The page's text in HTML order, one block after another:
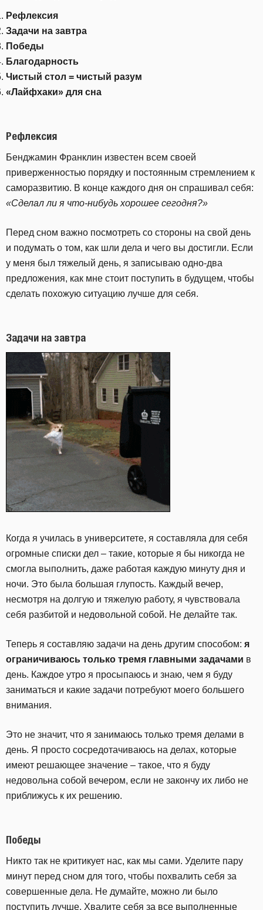
Рефлексия
Задачи на завтра
Победы
Благодарность
Чистый стол = чистый разум
«Лайфхаки» для сна
Рефлексия
Бенджамин Франклин известен всем своей
приверженностью порядку и постоянным стремлением к
саморазвитию. В конце каждого дня он спрашивал себя:
«Сделал ли я что-нибудь хорошее сегодня?»
Перед сном важно посмотреть со стороны на свой день
и подумать о том, как шли дела и чего вы достигли. Если
у меня был тяжелый день, я записываю одно-два
предложения, как мне стоит поступить в будущем, чтобы
сделать похожую ситуацию лучше для себя.
Задачи на завтра
Когда я училась в университете, я составляла для себя
огромные списки дел – такие, которые я бы никогда не
смогла выполнить, даже работая каждую минуту дня и
ночи. Это была большая глупость. Каждый вечер,
несмотря на долгую и тяжелую работу, я чувствовала
себя разбитой и недовольной собой. Не делайте так.
Теперь я составляю задачи на день другим способом: я
ограничиваюсь только тремя главными задачами в
день. Каждое утро я просыпаюсь и знаю, чем я буду
заниматься и какие задачи потребуют моего большего
внимания.
Это не значит, что я занимаюсь только тремя делами в
день. Я просто сосредотачиваюсь на делах, которые
имеют решающее значение – такое, что я буду
недовольна собой вечером, если не закончу их либо не
приближусь к их решению.
Победы
Никто так не критикует нас, как мы сами. Уделите пару
минут перед сном для того, чтобы похвалить себя за
совершенные дела. Не думайте, можно ли было
поступить лучше. Хвалите себя за все выполненные